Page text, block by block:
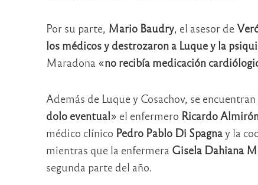
Por su parte, Mario Baudry, el asesor de
los médicos y destrozaron a Luque y la
Maradona «no recibía medicación
Además de Luque y Cosachov, se
dolo eventual» el enfermero Ricardo
médico clínico Pedro Pablo Di Spagnay la
mientras que la enfermera Gisela Dahiana
segunda parte del año.